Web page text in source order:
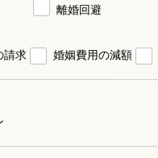
離婚回避
請求
婚姻費用の減額